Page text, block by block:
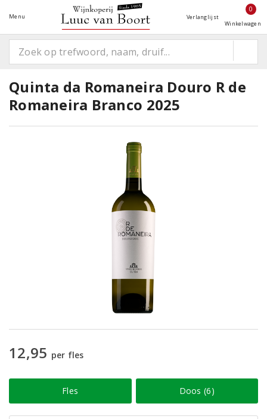
Menu Verlanglijst
0
Winkelwagen
Quinta da Romaneira Douro R de
Romaneira Branco 2025
12,95 per fles
Fles Doos (6)